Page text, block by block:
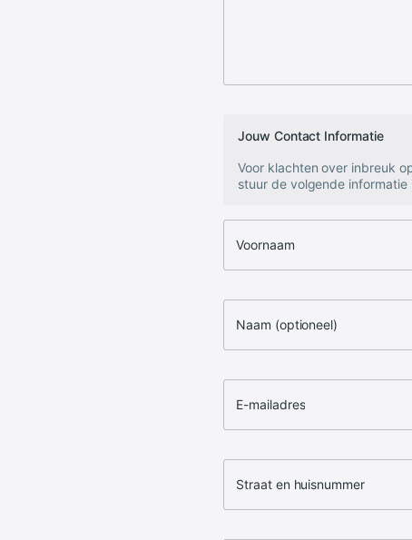
Jouw Contact Informatie
Voor klachten over inbreuk
stuur de volgende informatie
Voornaam
Naam (optioneel)
E-mailadres
Straat en huisnummer